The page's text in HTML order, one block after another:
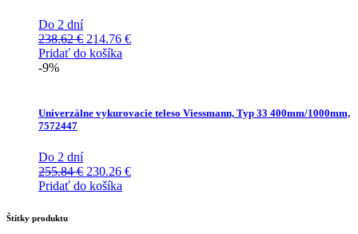
Do 2 dní
238.62€ Pôvodná
cena
214.76 €Aktuálna
Pridať do košíka
-9%
Univerzálne vykurovacie teleso Viessmann, Typ 33 400mm/1000mm,
7572447
Do 2 dní
255.84€ Pôvodná
cena
230.26 €Aktuálna
Pridať do košíka
Štítky produktu